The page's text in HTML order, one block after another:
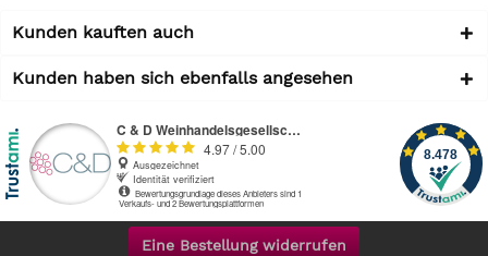
Kunden kauften auch
Kunden haben sich ebenfalls angesehen
Eine Bestellung widerrufen